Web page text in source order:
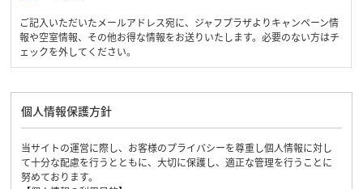
ご記入いただいたメールアドレス宛に、ジャフプラザよりキャンペーン情
報や空室情報、その他お得な情報をお送りいたします。必要のない方はチ
ェックを外してください。
個人情報保護方針
当サイトの運営に際し、お客様のプライバシーを尊重し個人情報に対し
て十分な配慮を行うとともに、大切に保護し、適正な管理を行うことに
努めております。